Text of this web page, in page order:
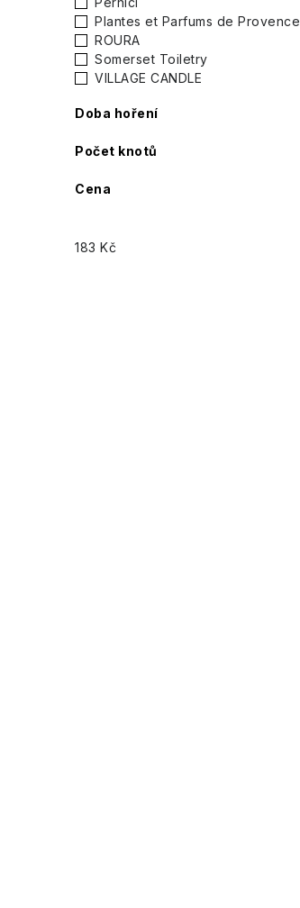
Plantes et Parfums de Provence
ROURA
Somerset Toiletry
VILLAGE CANDLE
Doba hoření
Počet knotů
Cena
183 Kč